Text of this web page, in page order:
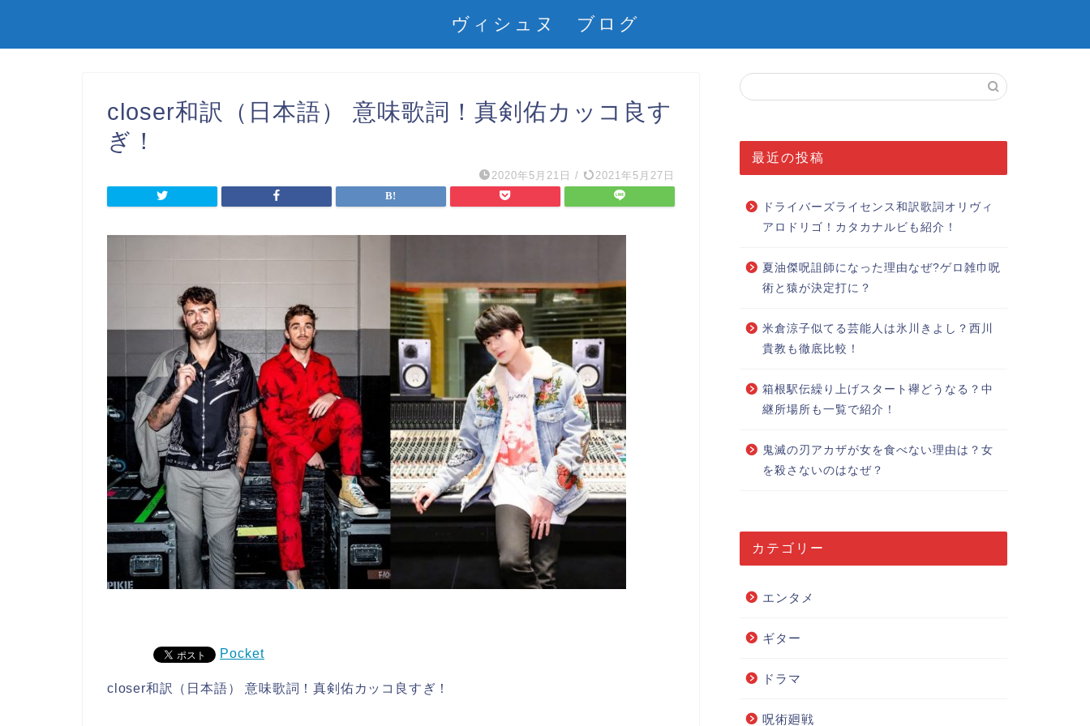
ヴィシュヌ ブログ
closer和訳（日本語） 意味歌詞！真剣佑カッコ良す
ぎ！
2020年5月21日 / 2021年5月27日
Pocket
closer和訳（日本語） 意味歌詞！真剣佑カッコ良すぎ！
最近の投稿
ドライバーズライセンス和訳歌詞オリヴィ
アロドリゴ！カタカナルビも紹介！
夏油傑呪詛師になった理由なぜ?ゲロ雑巾呪
術と猿が決定打に？
米倉涼子似てる芸能人は氷川きよし？西川
貴教も徹底比較！
箱根駅伝繰り上げスタート襷どうなる？中
継所場所も一覧で紹介！
鬼滅の刃アカザが女を食べない理由は？女
を殺さないのはなぜ？
カテゴリー
エンタメ
ギター
ドラマ
呪術廻戦